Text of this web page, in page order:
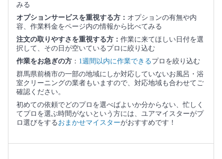
みる
オプションサービスを重視する方： オプションの有無や内
容、作業料金をページ内の情報から比べてみる
注文の取りやすさを重視する方： 作業に来てほしい日付を選
択して、その日が空いているプロに絞り込む
作業をお急ぎの方 ： 1週間以内に作業できるプロを絞り込む
群馬県前橋市の一部の地域にしか対応していないお風呂・浴
室クリーニングの業者もいますので、対応地域も合わせてご
確認ください。
初めての依頼でどのプロを選べばよいか分からない、忙しく
てプロを選ぶ時間がないという方には、ユアマイスターがプ
ロ選びをする おまかせマイスターがおすすめです！